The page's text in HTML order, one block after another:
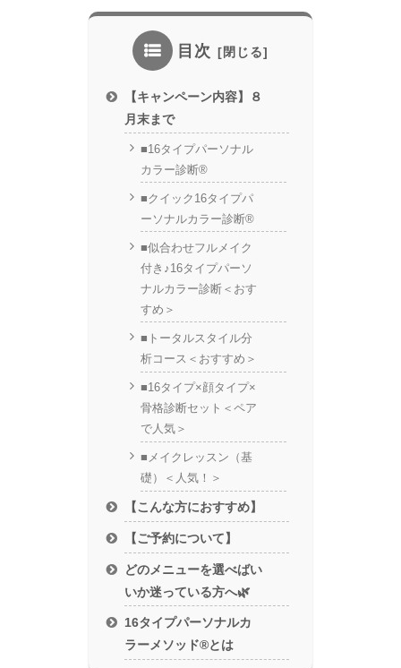
目次
【キャンペーン内容】８
月末まで
■16タイプパーソナル
カラー診断®︎
■クイック16タイプパ
ーソナルカラー診断®︎
■似合わせフルメイク
付き♪16タイプパーソ
ナルカラー診断＜おす
すめ＞
■トータルスタイル分
析コース＜おすすめ＞
■16タイプ×顔タイプ×
骨格診断セット＜ペア
で人気＞
■メイクレッスン（基
礎）＜人気！＞
【こんな方におすすめ】
【ご予約について】
どのメニューを選べばい
いか迷っている方へ🌿
16タイプパーソナルカ
ラーメソッド®︎とは